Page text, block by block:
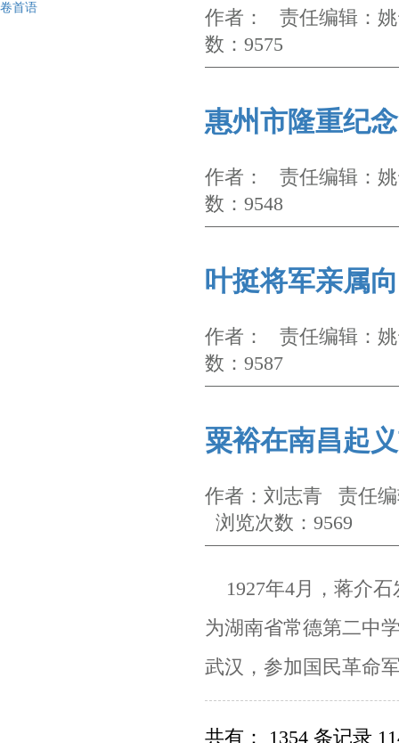
卷首语
作者： 责任编辑：
数：9575
惠州市隆重纪
作者： 责任编辑：
数：9548
叶挺将军亲属
作者： 责任编辑：
数：9587
粟裕在南昌起
作者：刘志青 责任
浏览次数：9569
1927年4月，蒋介
为湖南省常德第二中
武汉，参加国民革命
共有： 1354 条记录